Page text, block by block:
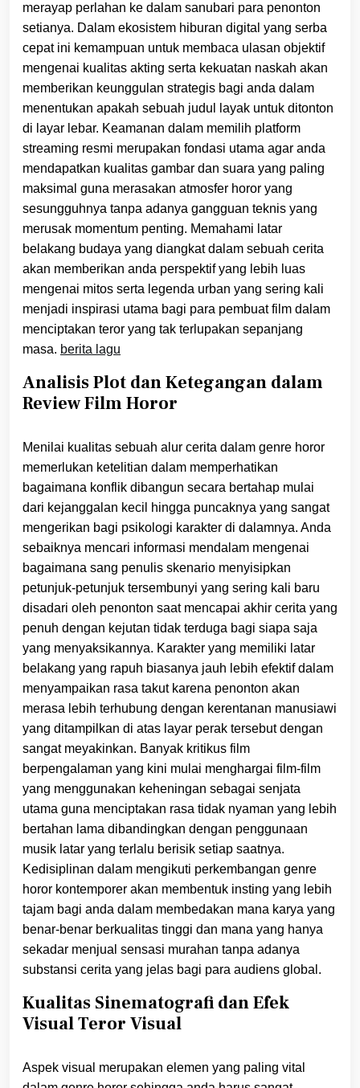
merayap perlahan ke dalam sanubari para penonton
setianya. Dalam ekosistem hiburan digital yang serba
cepat ini kemampuan untuk membaca ulasan objektif
mengenai kualitas akting serta kekuatan naskah akan
memberikan keunggulan strategis bagi anda dalam
menentukan apakah sebuah judul layak untuk ditonton
di layar lebar. Keamanan dalam memilih platform
streaming resmi merupakan fondasi utama agar anda
mendapatkan kualitas gambar dan suara yang paling
maksimal guna merasakan atmosfer horor yang
sesungguhnya tanpa adanya gangguan teknis yang
merusak momentum penting. Memahami latar
belakang budaya yang diangkat dalam sebuah cerita
akan memberikan anda perspektif yang lebih luas
mengenai mitos serta legenda urban yang sering kali
menjadi inspirasi utama bagi para pembuat film dalam
menciptakan teror yang tak terlupakan sepanjang
masa. berita lagu
Analisis Plot dan Ketegangan dalam
Review Film Horor
Menilai kualitas sebuah alur cerita dalam genre horor
memerlukan ketelitian dalam memperhatikan
bagaimana konflik dibangun secara bertahap mulai
dari kejanggalan kecil hingga puncaknya yang sangat
mengerikan bagi psikologi karakter di dalamnya. Anda
sebaiknya mencari informasi mendalam mengenai
bagaimana sang penulis skenario menyisipkan
petunjuk-petunjuk tersembunyi yang sering kali baru
disadari oleh penonton saat mencapai akhir cerita yang
penuh dengan kejutan tidak terduga bagi siapa saja
yang menyaksikannya. Karakter yang memiliki latar
belakang yang rapuh biasanya jauh lebih efektif dalam
menyampaikan rasa takut karena penonton akan
merasa lebih terhubung dengan kerentanan manusiawi
yang ditampilkan di atas layar perak tersebut dengan
sangat meyakinkan. Banyak kritikus film
berpengalaman yang kini mulai menghargai film-film
yang menggunakan keheningan sebagai senjata
utama guna menciptakan rasa tidak nyaman yang lebih
bertahan lama dibandingkan dengan penggunaan
musik latar yang terlalu berisik setiap saatnya.
Kedisiplinan dalam mengikuti perkembangan genre
horor kontemporer akan membentuk insting yang lebih
tajam bagi anda dalam membedakan mana karya yang
benar-benar berkualitas tinggi dan mana yang hanya
sekadar menjual sensasi murahan tanpa adanya
substansi cerita yang jelas bagi para audiens global.
Kualitas Sinematografi dan Efek
Visual Teror Visual
Aspek visual merupakan elemen yang paling vital